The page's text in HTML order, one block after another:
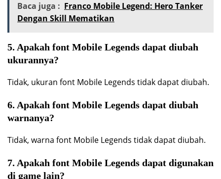
Baca juga : Franco Mobile Legend: Hero Tanker
Dengan Skill Mematikan
5. Apakah font Mobile Legends dapat diubah
ukurannya?
Tidak, ukuran font Mobile Legends tidak dapat diubah.
6. Apakah font Mobile Legends dapat diubah
warnanya?
Tidak, warna font Mobile Legends tidak dapat diubah.
7. Apakah font Mobile Legends dapat digunakan
di game lain?